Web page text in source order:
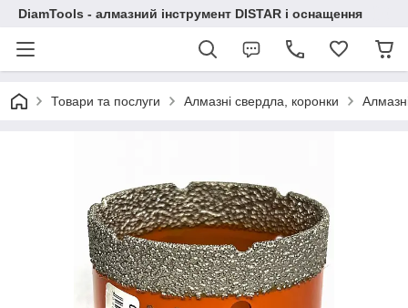
DiamTools - алмазний інструмент DISTAR і оснащення
Товари та послуги Алмазні свердла, коронки